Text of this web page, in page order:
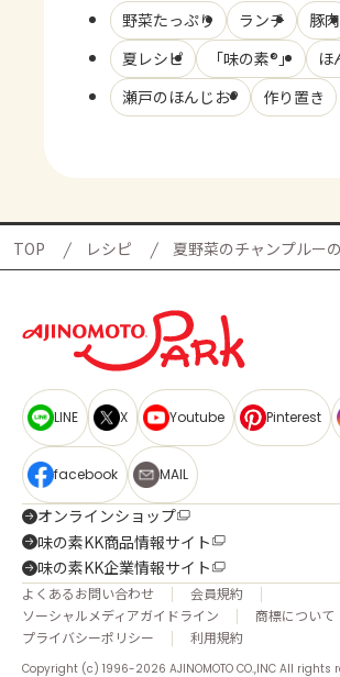
野菜たっぷり ランチ 豚肉
夏レシピ
「味の素®」
ほ
瀬戸のほんじお®
作り置き
TOP レシピ 夏野菜のチャンプルー
LINE X Youtube Pinterest
facebook MAIL
オンラインショップ
味の素KK商品情報サイト
味の素KK企業情報サイト
よくあるお問い合わせ
会員規約
ソーシャルメディアガイドライン
商標について
プライバシーポリシー
利用規約
Copyright (c) 1996-2026 AJINOMOTO CO.,INC All rights